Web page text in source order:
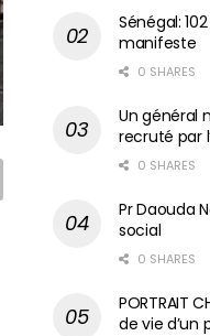
Sénégal:
manifeste
0 SHARES
Un général
recruté par
0 SHARES
Pr Daouda
social
0 SHARES
PORTRAIT
de vie d’un